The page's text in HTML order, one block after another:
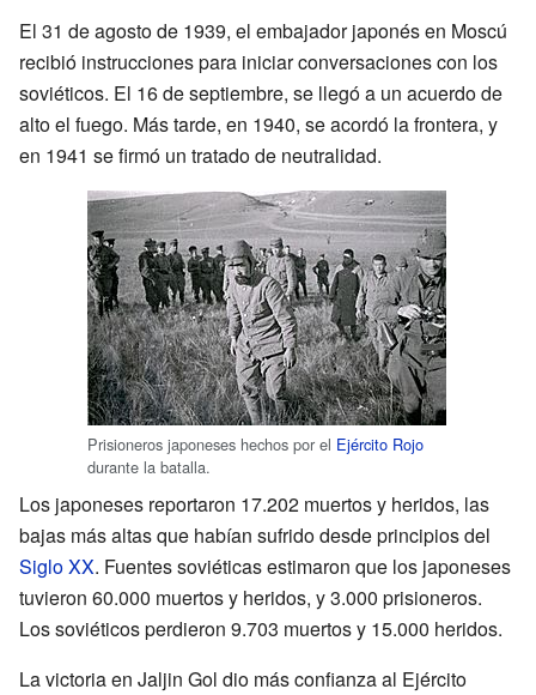
El 31 de agosto de 1939, el embajador japonés en Moscú
recibió instrucciones para iniciar conversaciones con los
soviéticos. El 16 de septiembre, se llegó a un acuerdo de
alto el fuego. Más tarde, en 1940, se acordó la frontera, y
en 1941 se firmó un tratado de neutralidad.
Prisioneros japoneses hechos por el Ejército Rojo
durante la batalla.
Los japoneses reportaron 17.202 muertos y heridos, las
bajas más altas que habían sufrido desde principios del
Siglo XX. Fuentes soviéticas estimaron que los japoneses
tuvieron 60.000 muertos y heridos, y 3.000 prisioneros.
Los soviéticos perdieron 9.703 muertos y 15.000 heridos.
La victoria en Jaljin Gol dio más confianza al Ejército